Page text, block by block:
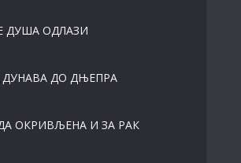
ДУША ОДЛАЗИ
ДО ДЊЕПРА
ОКРИВЉЕНА И ЗА РАК